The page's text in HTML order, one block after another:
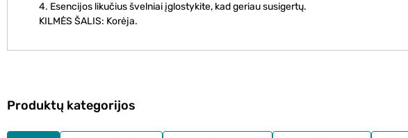
4. Esencijos likučius švelniai įglostykite, kad geriau susigertų.
KILMĖS ŠALIS: Korėja.
Produktų kategorijos